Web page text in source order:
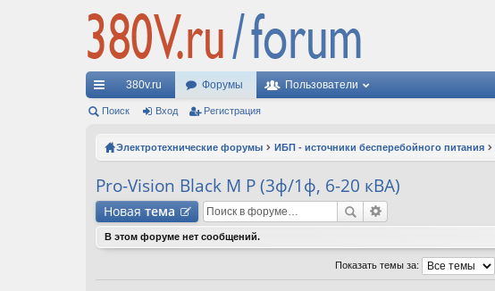
с
и
380v.ru Форумы Пользователи
Поиск Вход Регистрация
Электротехнические форумы ИБП - источники бесперебойного питания
Pro-Vision Black M P (3ф/1ф, 6-20 кВА)
Новая тема
В этом форуме нет сообщений.
Показать темы за: